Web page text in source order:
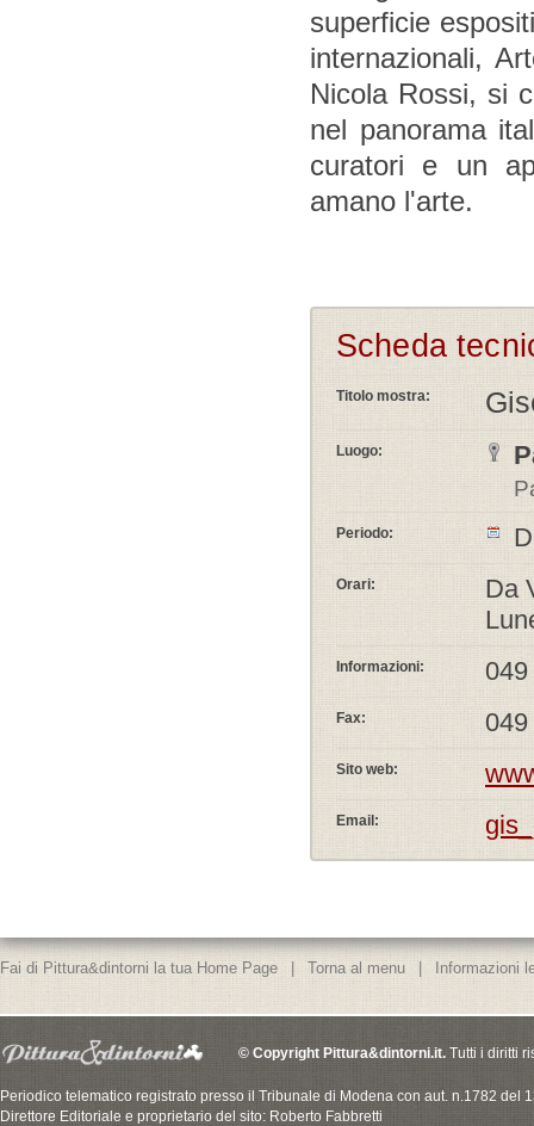
superficie
internazionali,
Nicola Rossi, si
nel panorama
curatori e un
amano l'arte.
Scheda
Titolo mostra:
Luogo:
Periodo:
Orari:
Da
Informazioni: 049
Fax:
Sito web:
Email:
Fai di Pittura&dintorni la tua Home Page Torna al menu Informazioni
© Copyright Pittura&dintorni.it. Tutti i diritti
Periodico telematico registrato presso il Tribunale di Modena con aut. n.1782
Direttore Editoriale e proprietario del sito: Roberto Fabbretti